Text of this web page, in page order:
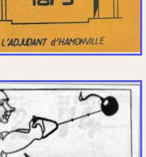
COMPAGNIES IDRON
Volontaires paras
Le BF au Cambodge
La 3° au Gabon
Poisson d’avril Noir 4
Gris à Mayotte 1983
En stage à l'ETAP